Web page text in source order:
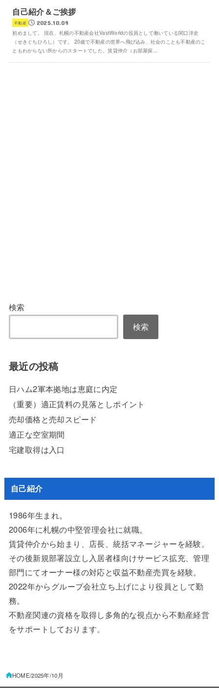
自己紹介＆ご挨拶
不動産
2025.10.09
初めまして。 現在、札幌の不動産会社VastWorldの役員として働いている関口洋史
（せきぐちひろし）です。 20歳で不動産の世界へ飛び込み、社会のことも不動産のこ
ともわからない所からのスタートでした。賃貸仲介（お部屋探...
検索
検索
最近の投稿
日ハム2軍本拠地は恵庭に内定
（重要）適正賃料の見落としポイント
売却価格と売却スピード
適正な空室期間
宅建取得は入口
自己紹介
1986年生まれ。
2006年に札幌の中堅管理会社に就職。
賃貸仲介から始まり、店長、統括マネージャーを経験。
その後新規部署設立し入居者様向けサービス拡充、管理
部門にてオーナー様の対応と収益不動産売買を経験。
2022年からグループ会社立ち上げにより役員として勤
務。
不動産関連の資格を取得し多角的な視点から不動産経営
をサポートしております。
HOME 2025年 10月